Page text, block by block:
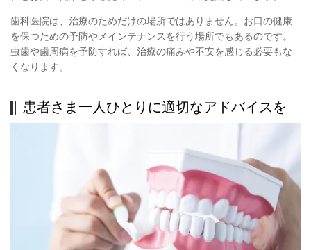
歯科医院は、治療のためだけの場所ではありません。お口の健康
を保つための予防やメインテナンスを行う場所でもあるのです。
虫歯や歯周病を予防すれば、治療の痛みや不安を感じる必要もな
くなります。
患者さま一人ひとりに適切なアドバイスを